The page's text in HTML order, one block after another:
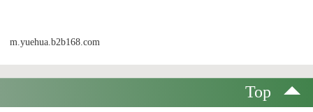
m.yuehua.b2b168.com
Top